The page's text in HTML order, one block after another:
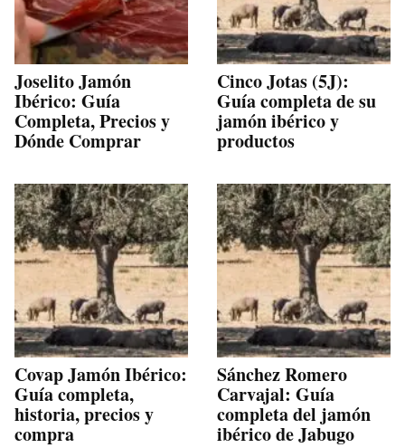
Joselito Jamón
Ibérico: Guía
Completa, Precios y
Dónde Comprar
Cinco Jotas (5J):
Guía completa de su
jamón ibérico y
productos
Covap Jamón Ibérico:
Guía completa,
historia, precios y
compra
Sánchez Romero
Carvajal: Guía
completa del jamón
ibérico de Jabugo